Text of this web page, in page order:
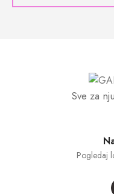
Sve za
Pogledaj